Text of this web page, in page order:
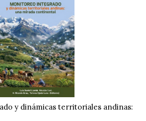
y dinámicas territoriales andinas: